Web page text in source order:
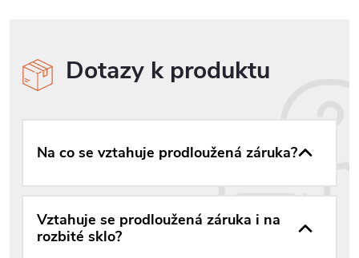
Dotazy k produktu
Na co se vztahuje prodloužená záruka?
Vztahuje se prodloužená záruka i na
rozbité sklo?